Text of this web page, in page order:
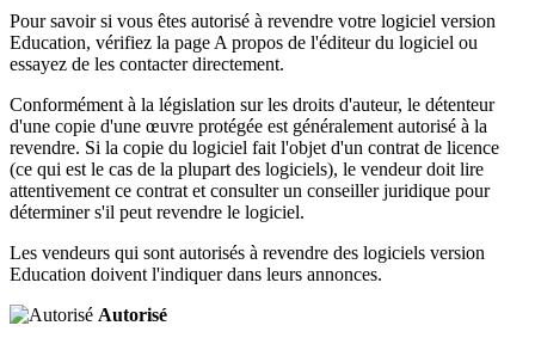
Pour savoir si vous êtes autorisé à revendre votre logiciel version
Education, vérifiez la page A propos de l'éditeur du logiciel ou
essayez de les contacter directement.
Conformément à la législation sur les droits d'auteur, le détenteur
d'une copie d'une œuvre protégée est généralement autorisé à la
revendre. Si la copie du logiciel fait l'objet d'un contrat de licence
(ce qui est le cas de la plupart des logiciels), le vendeur doit lire
attentivement ce contrat et consulter un conseiller juridique pour
déterminer s'il peut revendre le logiciel.
Les vendeurs qui sont autorisés à revendre des logiciels version
Education doivent l'indiquer dans leurs annonces.
Autorisé